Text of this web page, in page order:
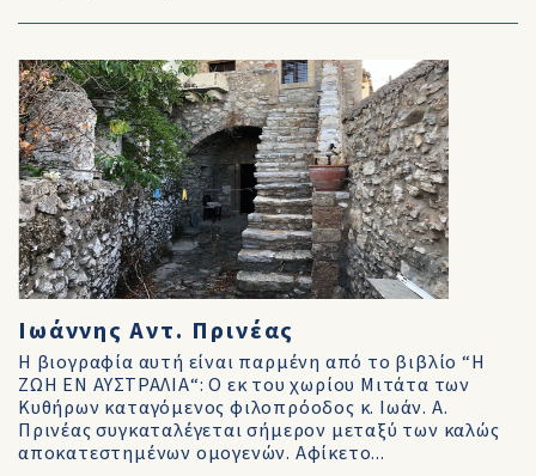
Ιωάννης Αντ. Πρινέας
Η βιογραφία αυτή είναι παρμένη από το βιβλίο “Η
ΖΩΗ ΕΝ ΑΥΣΤΡΑΛΙΑ“: Ο εκ του χωρίου Μιτάτα των
Κυθήρων καταγόμενος φιλοπρόοδος κ. Ιωάν. Α.
Πρινέας συγκαταλέγεται σήμερον μεταξύ των καλώς
αποκατεστημένων ομογενών. Αφίκετο...